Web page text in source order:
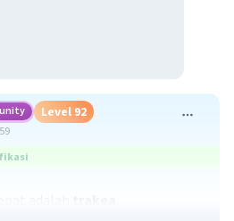
Level 92